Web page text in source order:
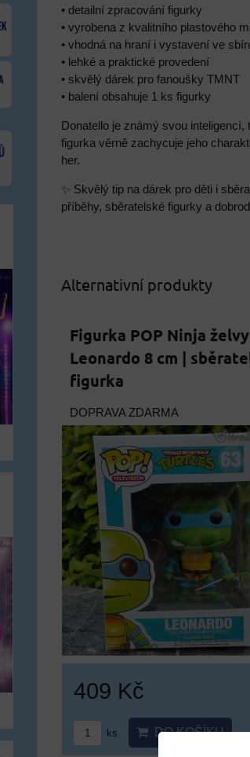
• detailní zpracování figurky
• vyrobena z kvalitního plastového
• vhodná na hraní i vystavení ve
• lehké a praktické provedení
• skvělý dárek pro fanoušky TMNT
• balení obsahuje 1 ks figurky
Donatello je známý svou
figurka věrně zachycuje jeho
her.
✨ Skvělý tip na dárek pro děti i
příběhy, sběratelské figurky a
Alternativní produkty
Figurka POP Ninja želvy
Leonardo 8 cm |
figurka
DOPRAVA ZDARMA
409 Kč
ks DO KOŠÍKU